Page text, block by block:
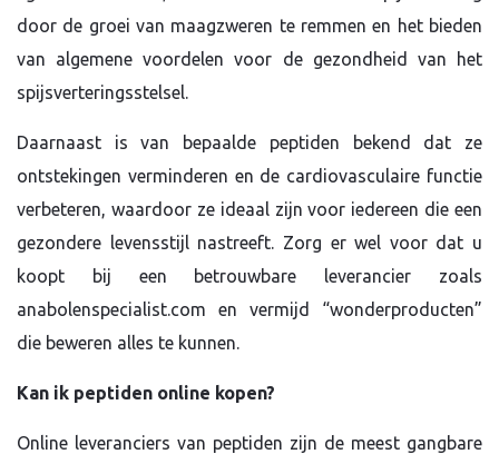
door de groei van maagzweren te remmen en het bieden
van algemene voordelen voor de gezondheid van het
spijsverteringsstelsel.
Daarnaast is van bepaalde peptiden bekend dat ze
ontstekingen verminderen en de cardiovasculaire functie
verbeteren, waardoor ze ideaal zijn voor iedereen die een
gezondere levensstijl nastreeft. Zorg er wel voor dat u
koopt bij een betrouwbare leverancier zoals
anabolenspecialist.com en vermijd “wonderproducten”
die beweren alles te kunnen.
Kan ik peptiden online kopen?
Online leveranciers van peptiden zijn de meest gangbare